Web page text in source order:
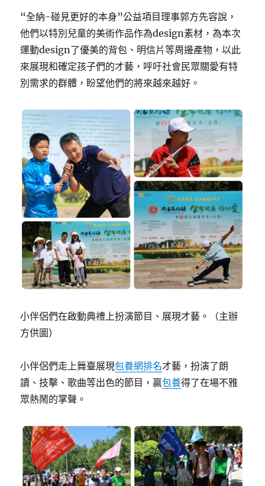
“全納-碰見更好的本身”公益項目理事郭方先容說，
他們以特別兒童的美術作品作為design素材，為本次
運動design了優美的背包、明信片等周邊產物，以此
來展現和確定孩子們的才藝，呼吁社會民眾關愛有特
別需求的群體，盼望他們的將來越來越好。
小伴侶們在啟動典禮上扮演節目、展現才藝。（主辦
方供圖）
小伴侶們走上舞臺展現包養網排名才藝，扮演了朗
讀、技擊、歌曲等出色的節目，贏包養得了在場不雅
眾熱鬧的掌聲。